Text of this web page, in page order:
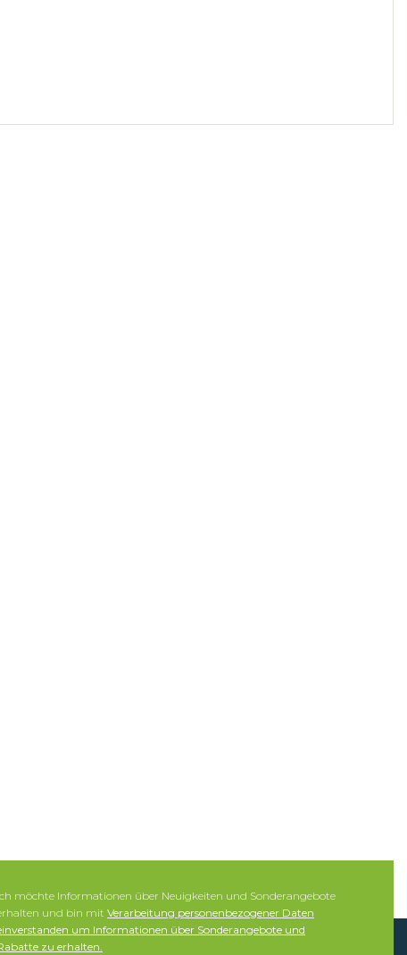
möchte Informationen über Neuigkeiten und Sonderangebote
und bin mit Verarbeitung personenbezogener Daten
um Informationen über Sonderangebote und
zu erhalten.